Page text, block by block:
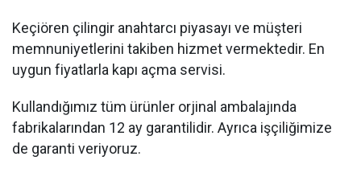
Keçiören çilingir anahtarcı piyasayı ve müşteri
memnuniyetlerini takiben hizmet vermektedir. En
uygun fiyatlarla kapı açma servisi.
Kullandığımız tüm ürünler orjinal ambalajında
fabrikalarından 12 ay garantilidir. Ayrıca işçiliğimize
de garanti veriyoruz.